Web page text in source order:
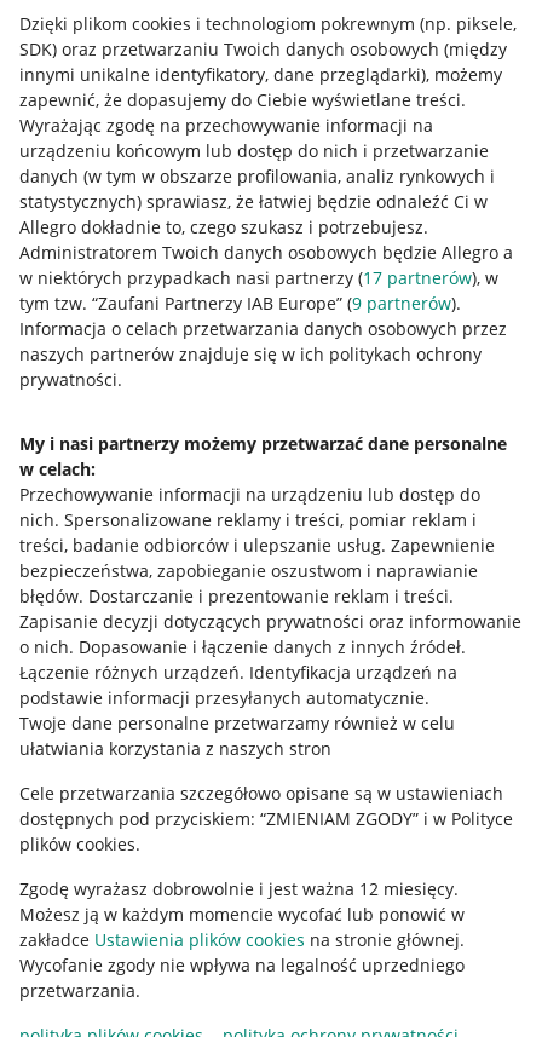
Dzięki plikom cookies i technologiom pokrewnym (np. piksele,
SDK) oraz przetwarzaniu Twoich danych osobowych (między
innymi unikalne identyfikatory, dane przeglądarki), możemy
zapewnić, że dopasujemy do Ciebie wyświetlane treści.
Wyrażając zgodę na przechowywanie informacji na
urządzeniu końcowym lub dostęp do nich i przetwarzanie
danych (w tym w obszarze profilowania, analiz rynkowych i
statystycznych) sprawiasz, że łatwiej będzie odnaleźć Ci w
Allegro dokładnie to, czego szukasz i potrzebujesz.
Administratorem Twoich danych osobowych będzie Allegro a
w niektórych przypadkach nasi partnerzy (17 partnerów), w
tym tzw. “Zaufani Partnerzy IAB Europe” (9 partnerów).
Informacja o celach przetwarzania danych osobowych przez
naszych partnerów znajduje się w ich politykach ochrony
prywatności.
My i nasi partnerzy możemy przetwarzać dane personalne
w celach:
Przechowywanie informacji na urządzeniu lub dostęp do
nich. Spersonalizowane reklamy i treści, pomiar reklam i
treści, badanie odbiorców i ulepszanie usług. Zapewnienie
bezpieczeństwa, zapobieganie oszustwom i naprawianie
błędów. Dostarczanie i prezentowanie reklam i treści.
Zapisanie decyzji dotyczących prywatności oraz informowanie
o nich. Dopasowanie i łączenie danych z innych źródeł.
Łączenie różnych urządzeń. Identyfikacja urządzeń na
podstawie informacji przesyłanych automatycznie.
Twoje dane personalne przetwarzamy również w celu
ułatwiania korzystania z naszych stron
Cele przetwarzania szczegółowo opisane są w ustawieniach
dostępnych pod przyciskiem: “ZMIENIAM ZGODY” i w Polityce
plików cookies.
Zgodę wyrażasz dobrowolnie i jest ważna 12 miesięcy.
Możesz ją w każdym momencie wycofać lub ponowić w
zakładce Ustawienia plików cookies na stronie głównej.
Wycofanie zgody nie wpływa na legalność uprzedniego
przetwarzania.
Przydatne informacje
Jak to działa
Allegro Gadane dla sprzedających
Allegro Gadane dla kupujących
Mapa miejscowości
Informacje prawne
Regulamin
Polityka plików "cookies"
Ustawienia plików "cookies"
Udostępnianie lokalizacji
Informacje dla Aktu o Usługach Cyfrowych
Pobierz aplikację